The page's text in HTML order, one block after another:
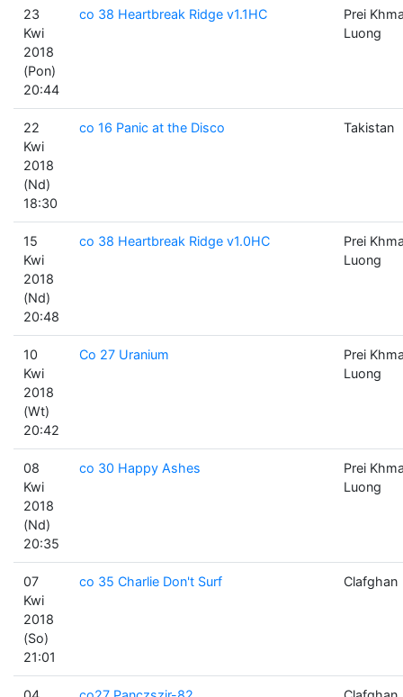
23
Kwi
2018
(Pon)
20:44
co 38 Heartbreak Ridge v1.1HC
Prei
Luong
22
Kwi
2018
(Nd)
18:30
co 16 Panic at the Disco Takistan
15
Kwi
2018
(Nd)
20:48
co 38 Heartbreak Ridge v1.0HC
Prei
Luong
10
Kwi
2018
(Wt)
20:42
Co 27 Uranium
Prei
Luong
08
Kwi
2018
(Nd)
20:35
co 30 Happy Ashes
Prei
Luong
07
Kwi
2018
(So)
21:01
co 35 Charlie Don't Surf Clafghan